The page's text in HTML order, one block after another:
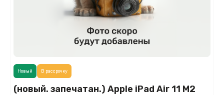
(новый. запечатан.) Apple iPad Air 11 M2
Новый В рассрочку